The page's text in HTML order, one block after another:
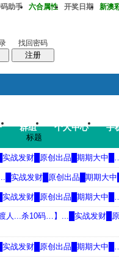
助手 六合属性 开奖日期
新澳
找回密码
注册
群组 个人中心 手
帖子
码皇总管 说：2026年7月底
标题
实战发财█原创出品█期期大
...█实战发财█原创出品█期期
实战发财█原创出品█期期大
人...杀10码…】...█实战发财█
实战发财█原创出品█期期大